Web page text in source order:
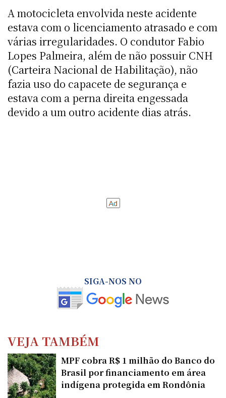
A motocicleta envolvida neste acidente
estava com o licenciamento atrasado e com
várias irregularidades. O condutor Fabio
Lopes Palmeira, além de não possuir CNH
(Carteira Nacional de Habilitação), não
fazia uso do capacete de segurança e
estava com a perna direita engessada
devido a um outro acidente dias atrás.
SIGA-NOS NO
VEJA TAMBÉM
MPF cobra R$ 1 milhão do Banco do
Brasil por financiamento em área
indígena protegida em Rondônia